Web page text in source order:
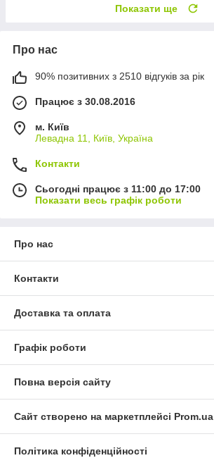
Показати ще
Про нас
90% позитивних з 2510 відгуків за рік
Працює з 30.08.2016
м. Київ
Левадна 11, Київ, Україна
Контакти
Сьогодні працює з 11:00 до 17:00
Показати весь графік роботи
Про нас
Контакти
Доставка та оплата
Графік роботи
Повна версія сайту
Сайт створено на маркетплейсі Prom.ua
Політика конфіденційності